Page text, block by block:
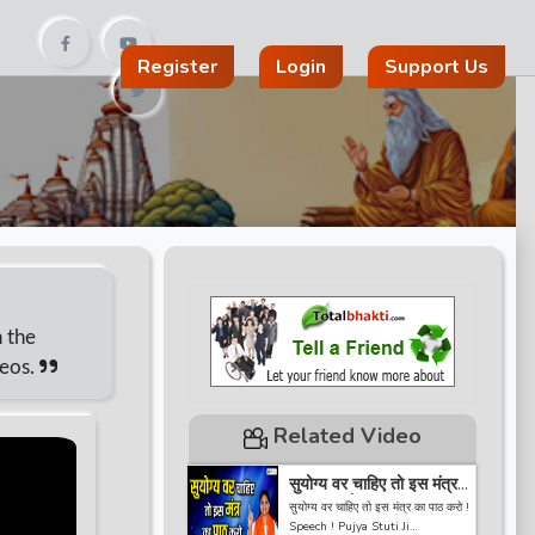
Register Login Support Us
the
Related Video
सुयोग्य वर चाहिए तो इस मंत्र
का पाठ करो ! Speech !
Pujya Stuti Ji
सुयोग्य वर चाहिए तो इस मंत्र का पाठ करो !
Speech ! Pujya Stuti Ji